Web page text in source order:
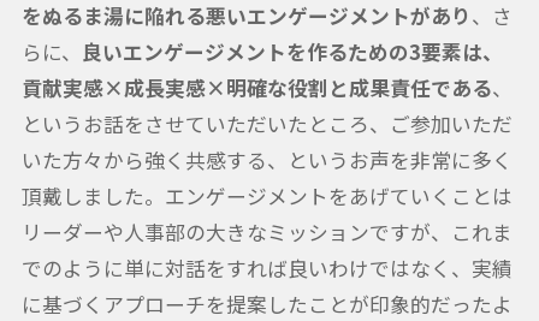
をぬるま湯に陥れる悪いエンゲージメントがあり 、さ
らに、 良いエンゲージメントを作るための3要素は、
貢献実感×成長実感×明確な役割と成果責任である、
というお話をさせていただいたところ、ご参加いただ
いた方々から強く共感する、というお声を非常に多く
頂戴しました。エンゲージメントをあげていくことは
リーダーや人事部の大きなミッションですが、これま
でのように単に対話をすれば良いわけではなく、実績
に基づくアプローチを提案したことが印象的だったよ